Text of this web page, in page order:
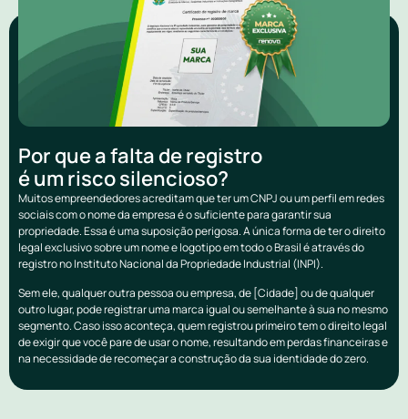
Por que a falta de registro
é um risco silencioso?
Muitos empreendedores acreditam que ter um CNPJ ou um perfil em redes
sociais com o nome da empresa é o suficiente para garantir sua
propriedade. Essa é uma suposição perigosa. A única forma de ter o direito
legal exclusivo sobre um nome e logotipo em todo o Brasil é através do
registro no Instituto Nacional da Propriedade Industrial (INPI).
Sem ele, qualquer outra pessoa ou empresa, de [Cidade] ou de qualquer
outro lugar, pode registrar uma marca igual ou semelhante à sua no mesmo
segmento. Caso isso aconteça, quem registrou primeiro tem o direito legal
de exigir que você pare de usar o nome, resultando em perdas financeiras e
na necessidade de recomeçar a construção da sua identidade do zero.